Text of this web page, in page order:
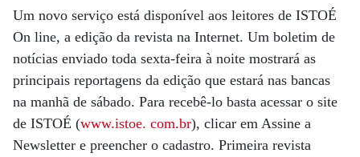
Um novo serviço está disponível aos leitores de ISTOÉ
On line, a edição da revista na Internet. Um boletim de
notícias enviado toda sexta-feira à noite mostrará as
principais reportagens da edição que estará nas bancas
na manhã de sábado. Para recebê-lo basta acessar o site
de ISTOÉ (www.istoe. com.br), clicar em Assine a
Newsletter e preencher o cadastro. Primeira revista